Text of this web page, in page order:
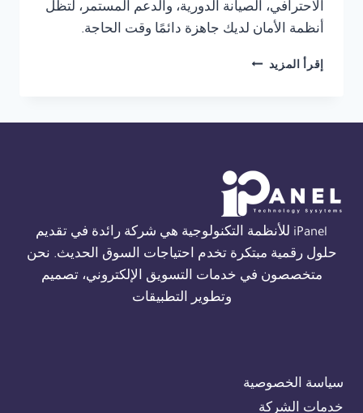
الاحترافي، الصيانة الدورية، والدعم المستمر، لتظل
أنظمة الأمان لديك جاهزة دائمًا وقت الحاجة.
إقرأ المزيد شركة
01554305486
iPanel للأنظمة التكنولوجية هي شركة رائدة في تقديم
حلول رقمية مبتكرة تخدم احتياجات السوق الحديث. نحن
متخصصون في خدمات التسويق الإلكتروني، تصميم
وتطوير التطبيقات
سياسة الخصوصية
خدمات الشركة